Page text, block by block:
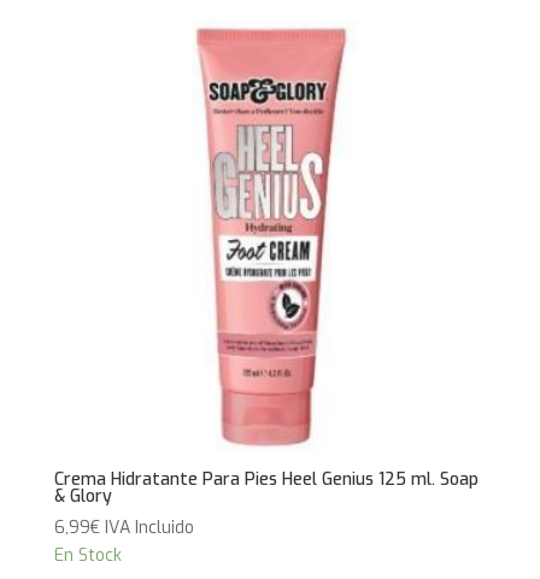
Crema Hidratante Para Pies Heel Genius 125 ml. Soap
& Glory
6,99€ IVA Incluido
En Stock